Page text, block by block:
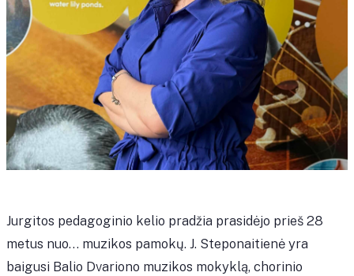
Jurgitos pedagoginio kelio pradžia prasidėjo prieš 28
metus nuo… muzikos pamokų. J. Steponaitienė yra
baigusi Balio Dvariono muzikos mokyklą, chorinio